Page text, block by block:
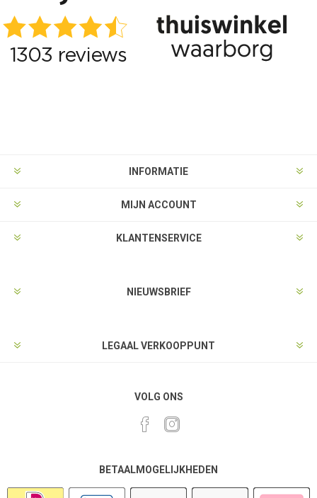
INFORMATIE
MIJN ACCOUNT
KLANTENSERVICE
NIEUWSBRIEF
LEGAAL VERKOOPPUNT
VOLG ONS
BETAALMOGELIJKHEDEN